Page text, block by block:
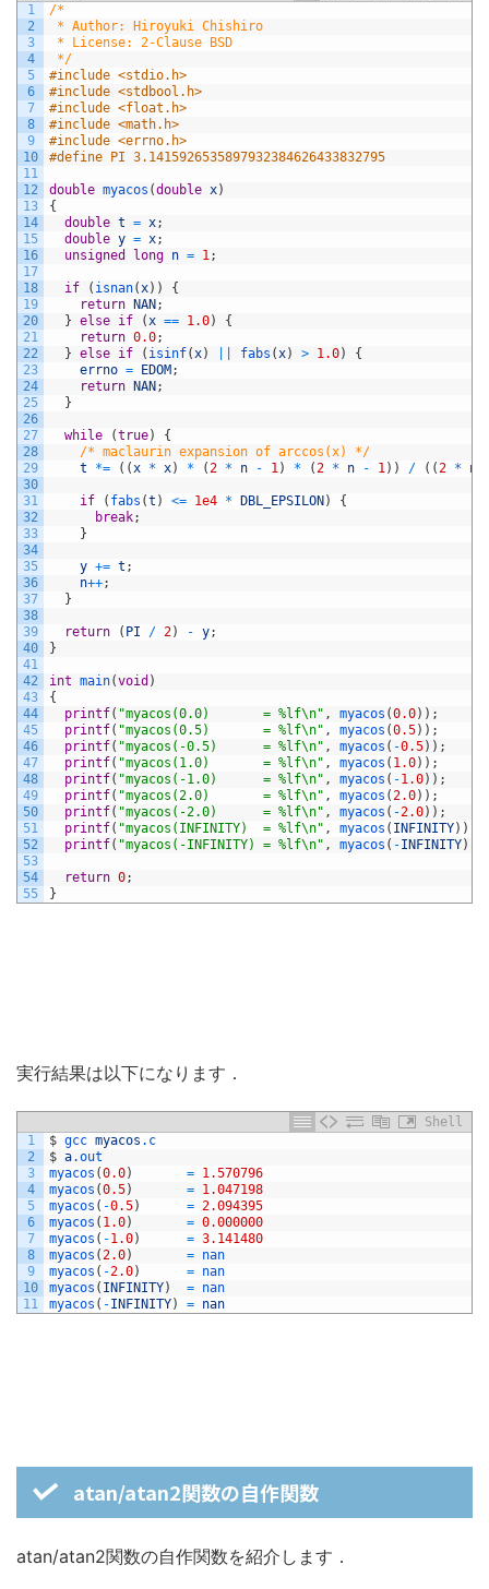
1
2
3
4
5
6
7
8
9
10
11
12
13
14
15
16
17
18
19
20
21
22
23
24
25
26
27
28
29
30
31
32
33
34
35
36
37
38
39
40
41
42
43
44
45
46
47
48
49
50
51
52
53
54
55
/*
* Author: Hiroyuki Chishiro
* License: 2-Clause BSD
*/
#include <stdio.h>
#include <stdbool.h>
#include <float.h>
#include <math.h>
#include <errno.h>
#define PI 3.1415926535897932384626433832795
double myacos (double x)
{
double t = x;
double y = x;
unsigned
long n = 1 ;
if ( isnan( x) )
{
return NAN;
} else if ( x == 1.0)
{
return 0.0;
} else if ( isinf( x) fabs ( x) > 1.0)
{
errno = EDOM;
return NAN;
}
while (true)
{
/* maclaurin expansion of arccos(x) */
t
*= ( ( x * x) * ( 2 * n - 1 ) * ( 2 * n - 1 ) ) / ( ( 2 * n
if ( fabs (t ) <= 1e4 * DBL_EPSILON)
{
break;
}
y += t ;
n++;
}
return ( PI / 2) - y;
}
int main(void )
{
printf( "myacos(0.0)       = %lf\n" , myacos (0.0) ) ;
printf( "myacos(0.5)       = %lf\n" , myacos (0.5) ) ;
printf( "myacos(-0.5)      = %lf\n" , myacos ( -0.5) ) ;
printf( "myacos(1.0)       = %lf\n" , myacos ( 1.0) ) ;
printf( "myacos(-1.0)      = %lf\n" , myacos ( -1.0) ) ;
printf( "myacos(2.0)       = %lf\n" , myacos ( 2.0) ) ;
printf( "myacos(-2.0)      = %lf\n" , myacos ( -2.0) ) ;
printf( "myacos(INFINITY)  = %lf\n" , myacos ( INFINITY) )
printf( "myacos(-INFINITY) = %lf\n" , myacos ( -INFINITY)
return 0;
}
実行結果は以下になります．
Shell
1
2
3
4
5
6
7
8
9
10
11
$ gcc myacos .c
$ a.out
myacos (0.0) = 1.570796
myacos (0.5) = 1.047198
myacos ( -0.5) = 2.094395
myacos ( 1.0) = 0.000000
myacos ( -1.0) = 3.141480
myacos ( 2.0) = nan
myacos ( -2.0) = nan
myacos ( INFINITY) = nan
myacos ( -INFINITY) = nan
atan/atan2関数の自作関数
atan/atan2関数の自作関数を紹介します．